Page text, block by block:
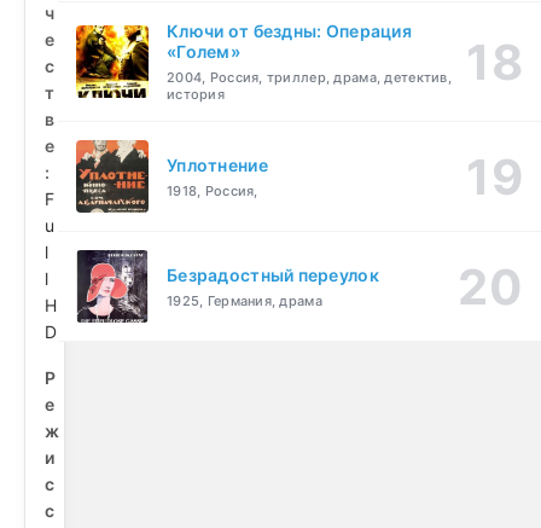
ч
е
с
т
в
е
:
F
u
l
l
H
D
Р
е
ж
и
с
с
Ключи от бездны: Операция
«Голем»
2004, Россия, триллер, драма, детектив,
история
Уплотнение
1918, Россия,
Безрадостный переулок
1925, Германия, драма